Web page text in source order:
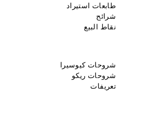
طابعات استيراد
شرائح
نقاط البيع
شروحات كيوسيرا
شروحات ريكو
تعريفات